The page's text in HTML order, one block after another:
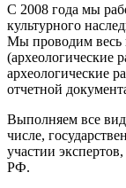
С 2008 года мы
культурного
Мы проводим весь
(археологические
археологические
отчетной
Выполняем все
числе,
участии
РФ.